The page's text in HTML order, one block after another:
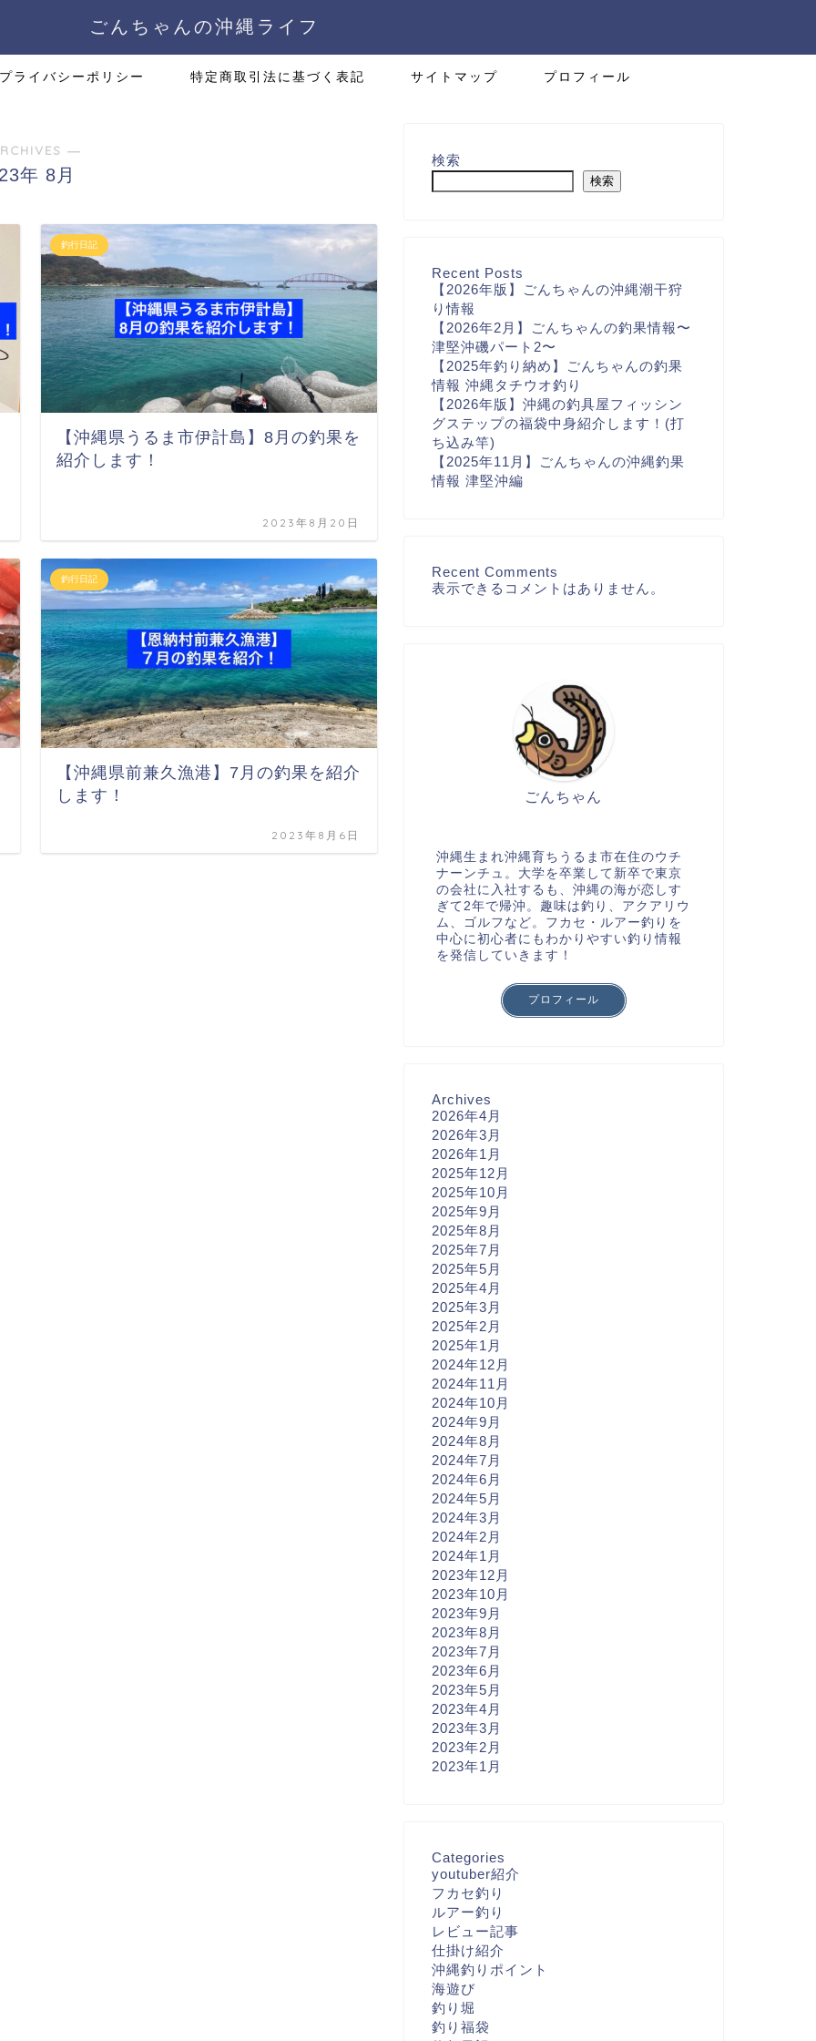
ごんちゃんの沖縄ライフ
プライバシーポリシー 特定商取引法に基づく表記 サイトマップ プロフィール
―
年 8月
釣行日記
【沖縄県うるま市伊計島】8月の釣果を
紹介します！
2023年8月20日
釣行日記
【沖縄県前兼久漁港】7月の釣果を紹介
します！
2023年8月6日
検索
検索
Recent Posts
【2026年版】ごんちゃんの沖縄潮干狩
り情報
【2026年2月】ごんちゃんの釣果情報〜
津堅沖磯パート2〜
【2025年釣り納め】ごんちゃんの釣果
情報 沖縄タチウオ釣り
【2026年版】沖縄の釣具屋フィッシン
グステップの福袋中身紹介します！(打
ち込み竿)
【2025年11月】ごんちゃんの沖縄釣果
情報 津堅沖編
Recent Comments
表示できるコメントはありません。
ごんちゃん
沖縄生まれ沖縄育ちうるま市在住のウチ
ナーンチュ。大学を卒業して新卒で東京
の会社に入社するも、沖縄の海が恋しす
ぎて2年で帰沖。趣味は釣り、アクアリウ
ム、ゴルフなど。フカセ・ルアー釣りを
中心に初心者にもわかりやすい釣り情報
を発信していきます！
プロフィール
Archives
2026年4月
2026年3月
2026年1月
2025年12月
2025年10月
2025年9月
2025年8月
2025年7月
2025年5月
2025年4月
2025年3月
2025年2月
2025年1月
2024年12月
2024年11月
2024年10月
2024年9月
2024年8月
2024年7月
2024年6月
2024年5月
2024年3月
2024年2月
2024年1月
2023年12月
2023年10月
2023年9月
2023年8月
2023年7月
2023年6月
2023年5月
2023年4月
2023年3月
2023年2月
2023年1月
Categories
youtuber紹介
フカセ釣り
ルアー釣り
レビュー記事
仕掛け紹介
沖縄釣りポイント
海遊び
釣り堀
釣り福袋